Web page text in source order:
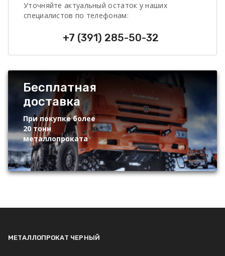
Уточняйте актуальный остаток у наших
специалистов по телефонам:
+7 (391) 285-50-32
Бесплатная
доставка
При покупке более
20 тонн
металлопроката
МЕТАЛЛОПРОКАТ ЧЕРНЫЙ